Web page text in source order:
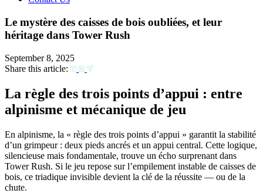
Le mystère des caisses de bois oubliées, et leur
héritage dans Tower Rush
September 8, 2025
Share this article:
La règle des trois points d’appui : entre
alpinisme et mécanique de jeu
En alpinisme, la « règle des trois points d’appui » garantit la stabilité
d’un grimpeur : deux pieds ancrés et un appui central. Cette logique,
silencieuse mais fondamentale, trouve un écho surprenant dans
Tower Rush. Si le jeu repose sur l’empilement instable de caisses de
bois, ce triadique invisible devient la clé de la réussite — ou de la
chute.